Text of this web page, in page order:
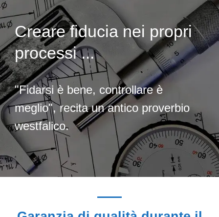
Creare fiducia nei propri
processi ...
"Fidarsi è bene, controllare è
meglio", recita un antico proverbio
westfalico.